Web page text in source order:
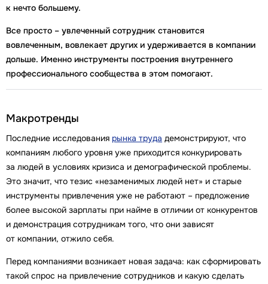
к нечто большему.
Все просто – увлеченный сотрудник становится
вовлеченным, вовлекает других и удерживается в компании
дольше. Именно инструменты построения внутреннего
профессионального сообщества в этом помогают.
Макротренды
Последние исследования рынка труда демонстрируют, что
компаниям любого уровня уже приходится конкурировать
за людей в условиях кризиса и демографической проблемы.
Это значит, что тезис «незаменимых людей нет» и старые
инструменты привлечения уже не работают – предложение
более высокой зарплаты при найме в отличии от конкурентов
и демонстрация сотрудникам того, что они зависят
от компании, отжило себя.
Перед компаниями возникает новая задача: как сформировать
такой спрос на привлечение сотрудников и какую сделать